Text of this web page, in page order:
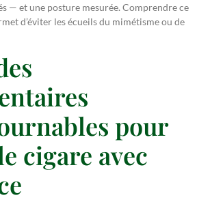
— et une posture mesurée. Comprendre ce
d’éviter les écueils du mimétisme ou de
pour
cigare avec